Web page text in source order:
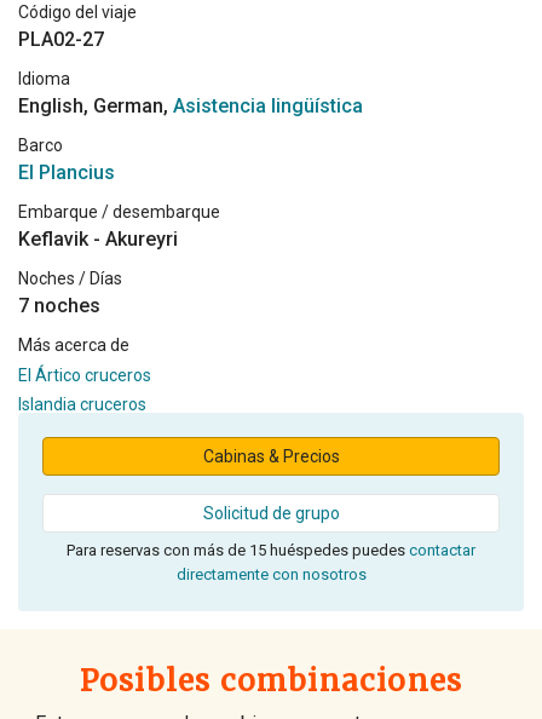
Código del viaje
PLA02-27
Idioma
English, German, Asistencia lingüística
Barco
El Plancius
Embarque / desembarque
Keflavik - Akureyri
Noches / Días
7 noches
Más acerca de
El Ártico cruceros
Islandia cruceros
Cabinas & Precios
Solicitud de grupo
Para reservas con más de 15 huéspedes puedes contactar
directamente con nosotros
Posibles combinaciones